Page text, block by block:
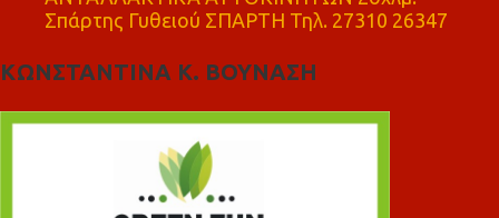
Σπάρτης Γυθειού ΣΠΑΡΤΗ Τηλ. 27310 26347
ΚΩΝΣΤΑΝΤΙΝΑ Κ. ΒΟΥΝΑΣΗ